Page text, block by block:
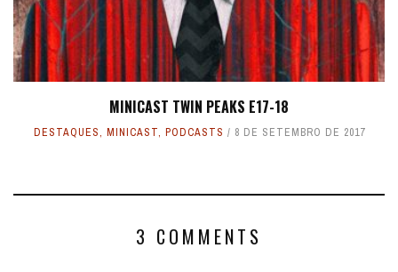
MINICAST TWIN PEAKS E17-18
DESTAQUES, MINICAST, PODCASTS 8 DE SETEMBRO DE 2017
3 COMMENTS